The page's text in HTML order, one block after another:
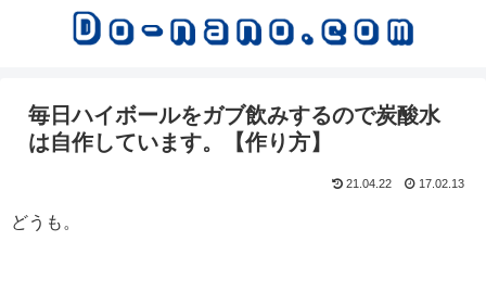
毎日ハイボールをガブ飲みするので炭酸水
は自作しています。【作り方】
21.04.22 17.02.13
どうも。